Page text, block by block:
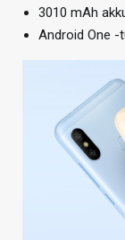
3010 mAh
Android One -